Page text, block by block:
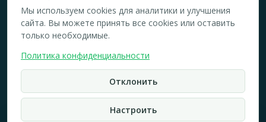
Рабочее время
ПН-ПТ: 10:00 — 18:00
ВС: Выходной
2019-2026 © Все права защищены.
Политика конфидициальности
Мы используем cookies для аналитики и улучшения
сайта. Вы можете принять все cookies или оставить
только необходимые.
Политика конфиденциальности
Отклонить
Настроить